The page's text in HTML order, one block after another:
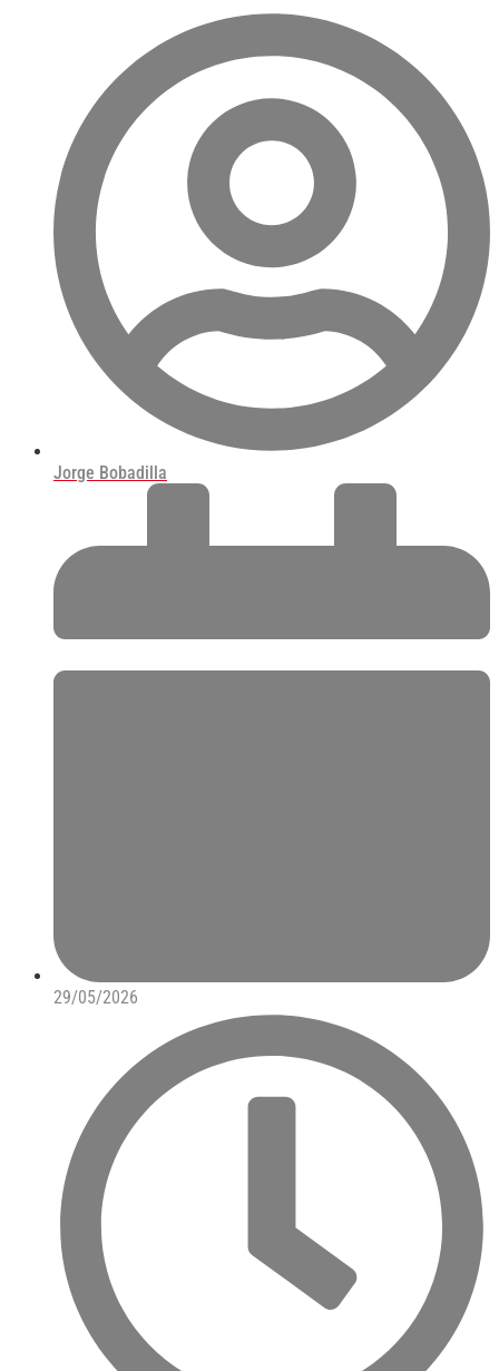
Jorge Bobadilla
29/05/2026